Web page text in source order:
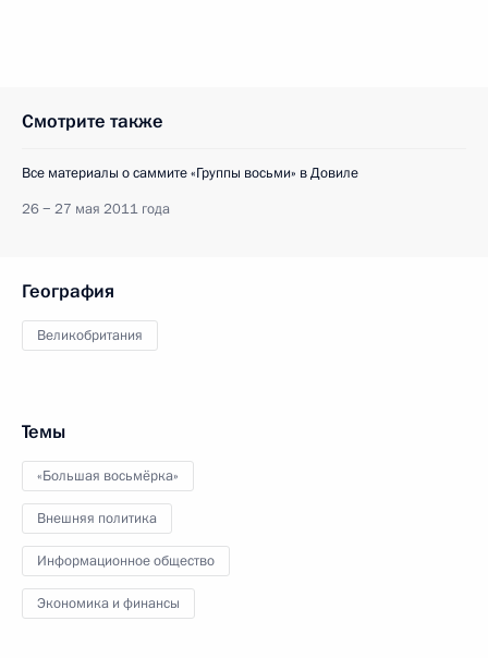
Смотрите также
Все материалы о саммите «Группы восьми» в Довиле
26 − 27 мая 2011 года
География
Великобритания
Темы
«Большая восьмёрка»
Внешняя политика
Информационное общество
Экономика и финансы